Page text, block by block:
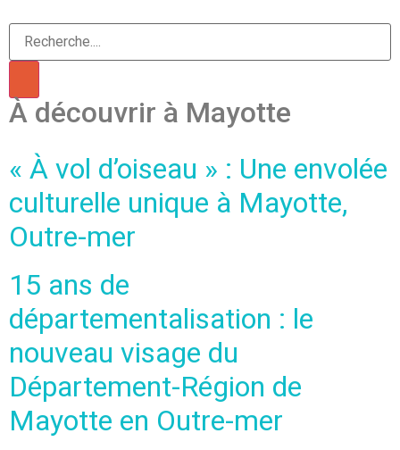
À découvrir à Mayotte
« À vol d’oiseau » : Une envolée
culturelle unique à Mayotte,
Outre-mer
15 ans de
départementalisation : le
nouveau visage du
Département-Région de
Mayotte en Outre-mer